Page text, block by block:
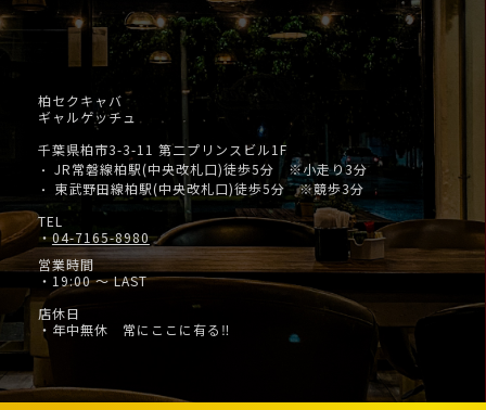
柏セクキャバ
ギャルゲッチュ
千葉県柏市3-3-11 第二プリンスビル1F
・ JR常磐線柏駅(中央改札口)徒歩5分 ※小走り3分
・
東武野田線柏駅(中央改札口)徒歩5分 ※競歩3分
TEL
・04-7165-8980
営業時間
・19:00 ～ LAST
店休日
・年中無休 常にここに有る‼